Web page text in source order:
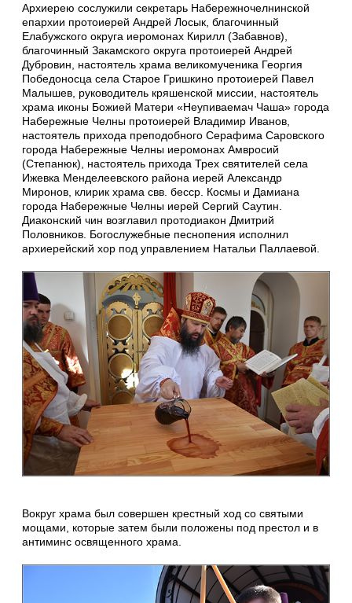
Архиерею сослужили секретарь Набережночелнинской
епархии протоиерей Андрей Лосык, благочинный
Елабужского округа иеромонах Кирилл (Забавнов),
благочинный Закамского округа протоиерей Андрей
Дубровин, настоятель храма великомученика Георгия
Победоносца села Старое Гришкино протоиерей Павел
Малышев, руководитель кряшенской миссии, настоятель
храма иконы Божией Матери «Неупиваемач Чаша» города
Набережные Челны протоиерей Владимир Иванов,
настоятель прихода преподобного Серафима Саровского
города Набережные Челны иеромонах Амвросий
(Степанюк), настоятель прихода Трех святителей села
Ижевка Менделеевского района иерей Александр
Миронов, клирик храма свв. бесср. Космы и Дамиана
города Набережные Челны иерей Сергий Саутин.
Диаконский чин возглавил протодиакон Дмитрий
Половников. Богослужебные песнопения исполнил
архиерейский хор под управлением Натальи Паллаевой.
Вокруг храма был совершен крестный ход со святыми
мощами, которые затем были положены под престол и в
антиминс освященного храма.